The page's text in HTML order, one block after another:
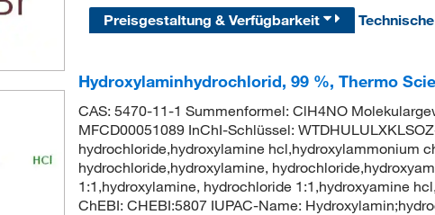
Preisgestaltung & Verfügbarkeit
Hydroxylaminhydrochlorid, 99 %, Thermo
CAS: 5470-11-1 Summenformel: ClH4NO
MFCD00051089 InChI-Schlüssel:
hydrochloride,hydroxylamine hcl,hydroxylammonium
hydrochloride,hydroxylamine,
1:1,hydroxylamine, hydrochloride 1:1,hydroxyamine
ChEBI: CHEBI:5807 IUPAC-Name: